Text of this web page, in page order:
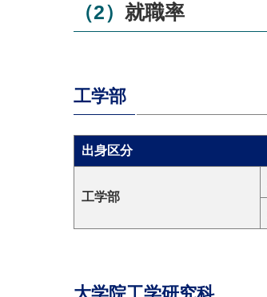
（2）就職率
工学部
出身区分
工学部